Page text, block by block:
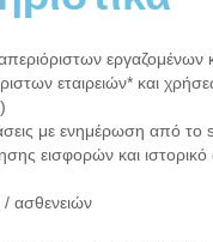
εργαζομένων
εταιρειών* και
με ενημέρωση από το
εισφορών και
/ ασθενειών